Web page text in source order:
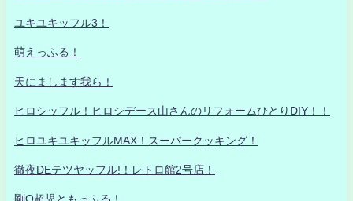
ユキユキッフル3！
萌えっふる！
天にまします我ら！
ヒロシッフル！ヒロシデース山さんのリフォームひとりDIY！！
ヒロユキユキッフルMAX！スーパークッキング！
徹夜DEテツヤッフル!！レトロ館2号店！